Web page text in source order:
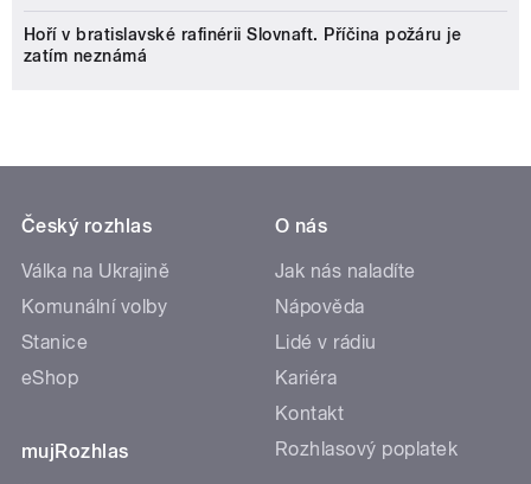
Hoří v bratislavské rafinérii Slovnaft. Příčina požáru je
zatím neznámá
Český rozhlas
Válka na Ukrajině
Komunální volby
Stanice
eShop
mujRozhlas
O nás
Jak nás naladíte
Nápověda
Lidé v rádiu
Kariéra
Kontakt
Rozhlasový poplatek